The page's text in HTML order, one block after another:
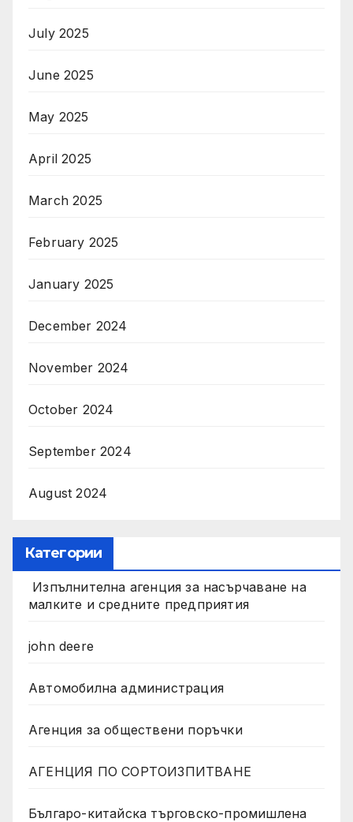
July 2025
June 2025
May 2025
April 2025
March 2025
February 2025
January 2025
December 2024
November 2024
October 2024
September 2024
August 2024
Категории
Изпълнителна агенция за насърчаване на
малките и средните предприятия
john deere
Автомобилна администрация
Агенция за обществени поръчки
АГЕНЦИЯ ПО СОРТОИЗПИТВАНЕ
Българо-китайска търговско-промишлена